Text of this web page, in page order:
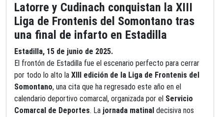
Latorre y Cudinach conquistan la XIII
Liga de Frontenis del Somontano tras
una final de infarto en Estadilla
Estadilla, 15 de junio de 2025.
El frontón de Estadilla fue el escenario perfecto para cerrar
por todo lo alto la XIII edición de la Liga de Frontenis del
Somontano, una cita que ha regresado este año en el
calendario deportivo comarcal, organizada por el Servicio
Comarcal de Deportes. La jornada matinal decisiva nos